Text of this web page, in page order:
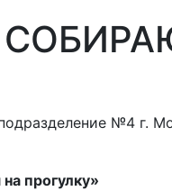
№4 г.
прогулку»